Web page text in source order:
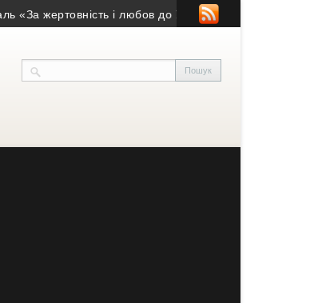
і любов до України» • Понад рік вважався